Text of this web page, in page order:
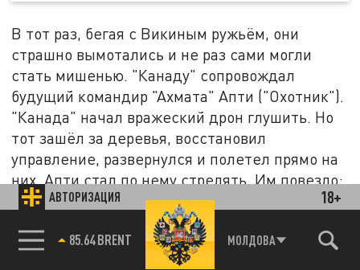
АВТОРИЗАЦИЯ 18+
85.64 BRENT МОЛДОВА
В тот раз, бегая с Викиным ружьём, они
страшно вымотались и не раз сами могли
стать мишенью. "Канаду" сопровождал
будущий командир "Ахмата" Апти ("Охотник").
"Канада" начал вражеский дрон глушить. Но
тот зашёл за деревья, восстановил
управление, развернулся и полетел прямо на
них. Апти стал по нему стрелять. Им повезло:
встретив на пути высокое дерево, "птичка"
остановилась, сдала чуть назад, чтобы его
облететь, и в этот момент попала в поле
действия ружья, потеряла управление, упала